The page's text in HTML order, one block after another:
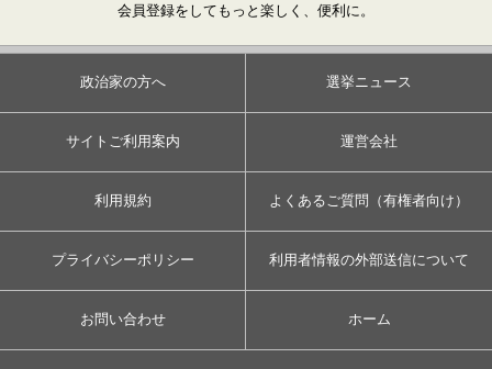
会員登録をしてもっと楽しく、便利に。
政治家の方へ 選挙ニュース
サイトご利用案内 運営会社
利用規約 よくあるご質問（有権者向け）
プライバシーポリシー 利用者情報の外部送信について
お問い合わせ ホーム